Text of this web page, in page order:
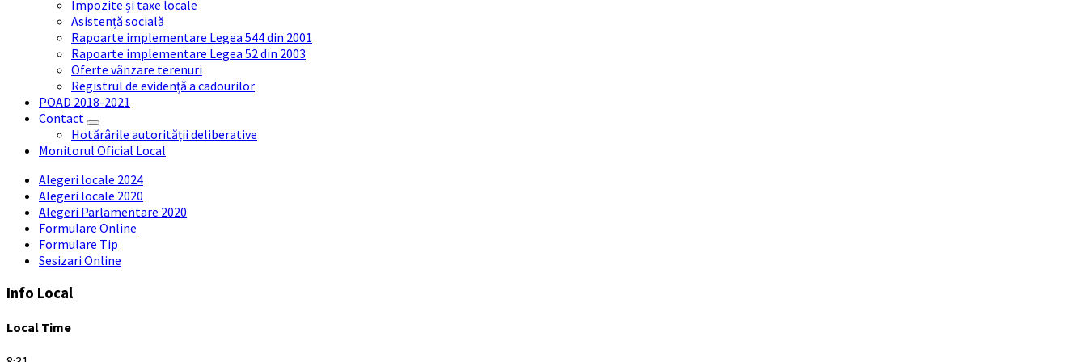
Impozite și taxe locale
Asistență socială
Rapoarte implementare Legea 544 din 2001
Rapoarte implementare Legea 52 din 2003
Oferte vânzare terenuri
Registrul de evidență a cadourilor
POAD 2018-2021
Contact
Hotărârile autorității deliberative
Monitorul Oficial Local
Alegeri locale 2024
Alegeri locale 2020
Alegeri Parlamentare 2020
Formulare Online
Formulare Tip
Sesizari Online
Info Local
Local Time